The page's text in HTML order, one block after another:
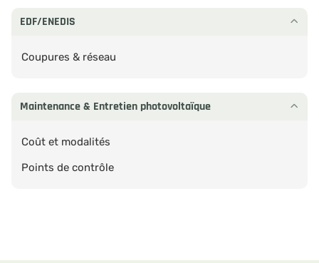
EDF/ENEDIS
Coupures & réseau
Maintenance & Entretien photovoltaïque
Coût et modalités
Points de contrôle